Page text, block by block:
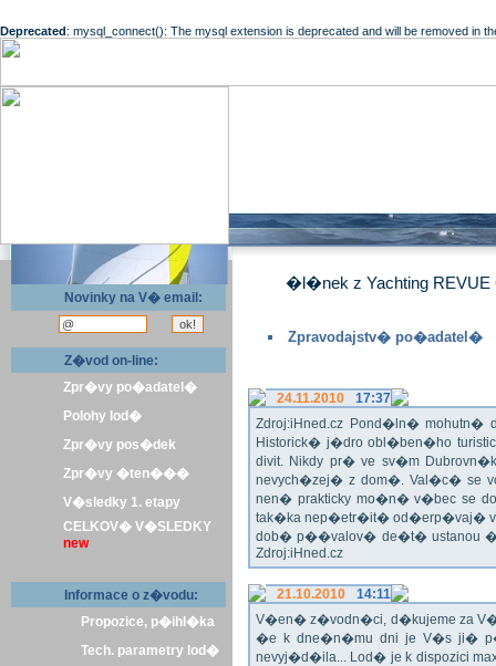
Deprecated: mysql_connect(): The mysql extension is deprecated and will be removed in
Novinky na V� email:
Z�vod on-line:
Zpr�vy po�adatel�
Polohy lod�
Zpr�vy pos�dek
Zpr�vy �ten���
V�sledky 1. etapy
CELKOV� V�SLEDKY
new
Informace o z�vodu:
Propozice, p�ihl�ka
Tech. parametry lod�
�l�nek z Yachting REVUE
Zpravodajstv� po�adatel�
24.11.2010
17:37
Zdroj:iHned.cz Pond�ln�
Historick� j�dro obl�ben�ho
divit. Nikdy pr� ve sv�m
nevych�zej� z dom�. Val�c� se
nen� prakticky mo�n� v�bec se
tak�ka nep�etr�it� od�erp�vaj�
dob� p��valov� de�t� ustanou
Zdroj:iHned.cz
21.10.2010
14:11
V�en� z�vodn�ci, d�kujeme za V�
�e k dne�n�mu dni je V�s ji�
nevyj�d�ila... Lod� je k dispozici